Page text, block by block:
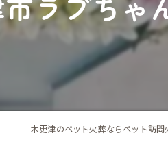
富津のペッ
袖ケ浦のペッ
木更津のペット火葬ならペット訪問